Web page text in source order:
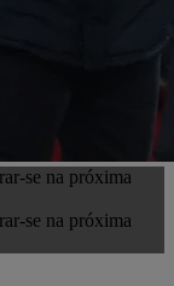
se na próxima
se na próxima